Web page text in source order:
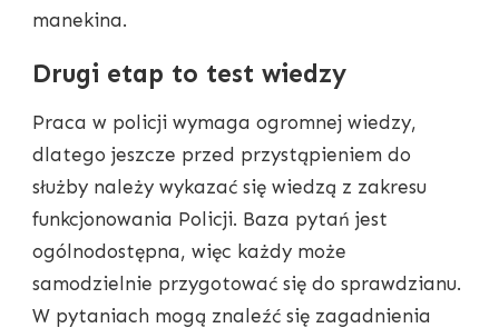
manekina.
Drugi etap to test wiedzy
Praca w policji wymaga ogromnej wiedzy,
dlatego jeszcze przed przystąpieniem do
służby należy wykazać się wiedzą z zakresu
funkcjonowania Policji. Baza pytań jest
ogólnodostępna, więc każdy może
samodzielnie przygotować się do sprawdzianu.
W pytaniach mogą znaleźć się zagadnienia